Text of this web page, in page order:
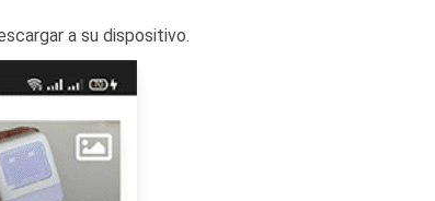
a su dispositivo.